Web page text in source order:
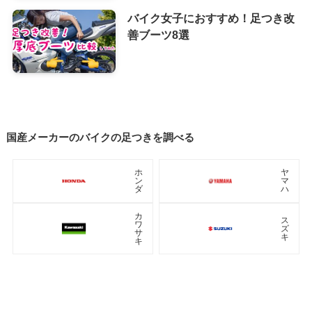
バイク女子におすすめ！足つき改
善ブーツ8選
国産メーカーのバイクの足つきを調べる
ホ
ン
ダ
ヤ
マ
ハ
カ
ワ
サ
キ
ス
ズ
キ